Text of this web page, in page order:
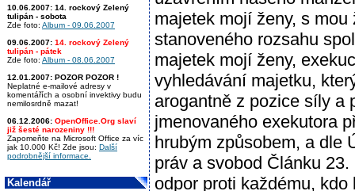
10.06.2007: 14. rockový Zelený
tulipán - sobota
Zde foto: Album - 09.06.2007
09.06.2007: 14. rockový Zelený
tulipán - pátek
Zde foto: Album - 08.06.2007
12.01.2007: POZOR POZOR !
Neplatné e-mailové adresy v
komentářích a osobní invektivy budu
nemilosrdně mazat!
06.12.2006: OpenOffice.Org slaví
již šesté narozeniny !!!
Zapomeňte na Microsoft Office za víc
jak 10.000 Kč! Zde jsou: Další
podrobnější informace.
Kalendář
majetek mojí ženy, s
stanoveného rozsahu
majetek mojí ženy,
vyhledávání majetku,
arogantně z pozice síly a
jmenovaného exekutora
hrubým způsobem, a dle
práv a svobod Článku
odpor proti každému,